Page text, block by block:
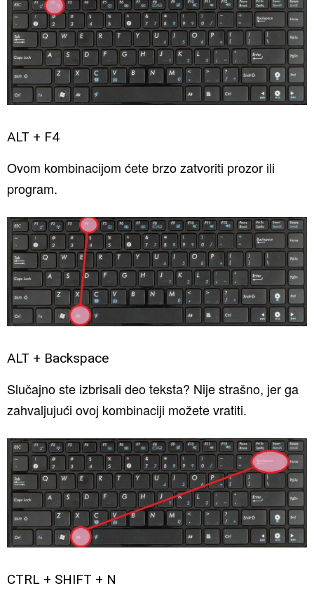
ALT + F4
Ovom kombinacijom ćete brzo zatvoriti prozor ili
program.
ALT + Backspace
Slučajno ste izbrisali deo teksta? Nije strašno, jer ga
zahvaljujući ovoj kombinaciji možete vratiti.
CTRL + SHIFT + N